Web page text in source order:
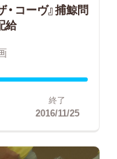
・コーヴ』捕鯨問
給
終了
2016/11/25